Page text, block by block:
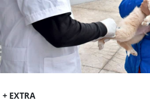
+ EXTRA